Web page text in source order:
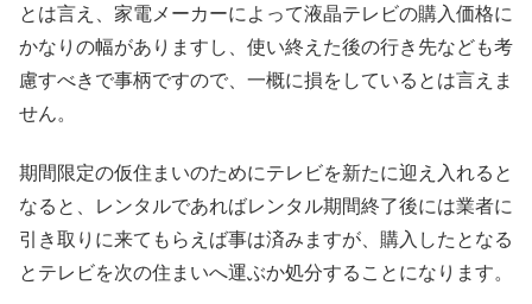
とは言え、家電メーカーによって液晶テレビの購入価格に
かなりの幅がありますし、使い終えた後の行き先なども考
慮すべきで事柄ですので、一概に損をしているとは言えま
せん。
期間限定の仮住まいのためにテレビを新たに迎え入れると
なると、レンタルであればレンタル期間終了後には業者に
引き取りに来てもらえば事は済みますが、購入したとなる
とテレビを次の住まいへ運ぶか処分することになります。